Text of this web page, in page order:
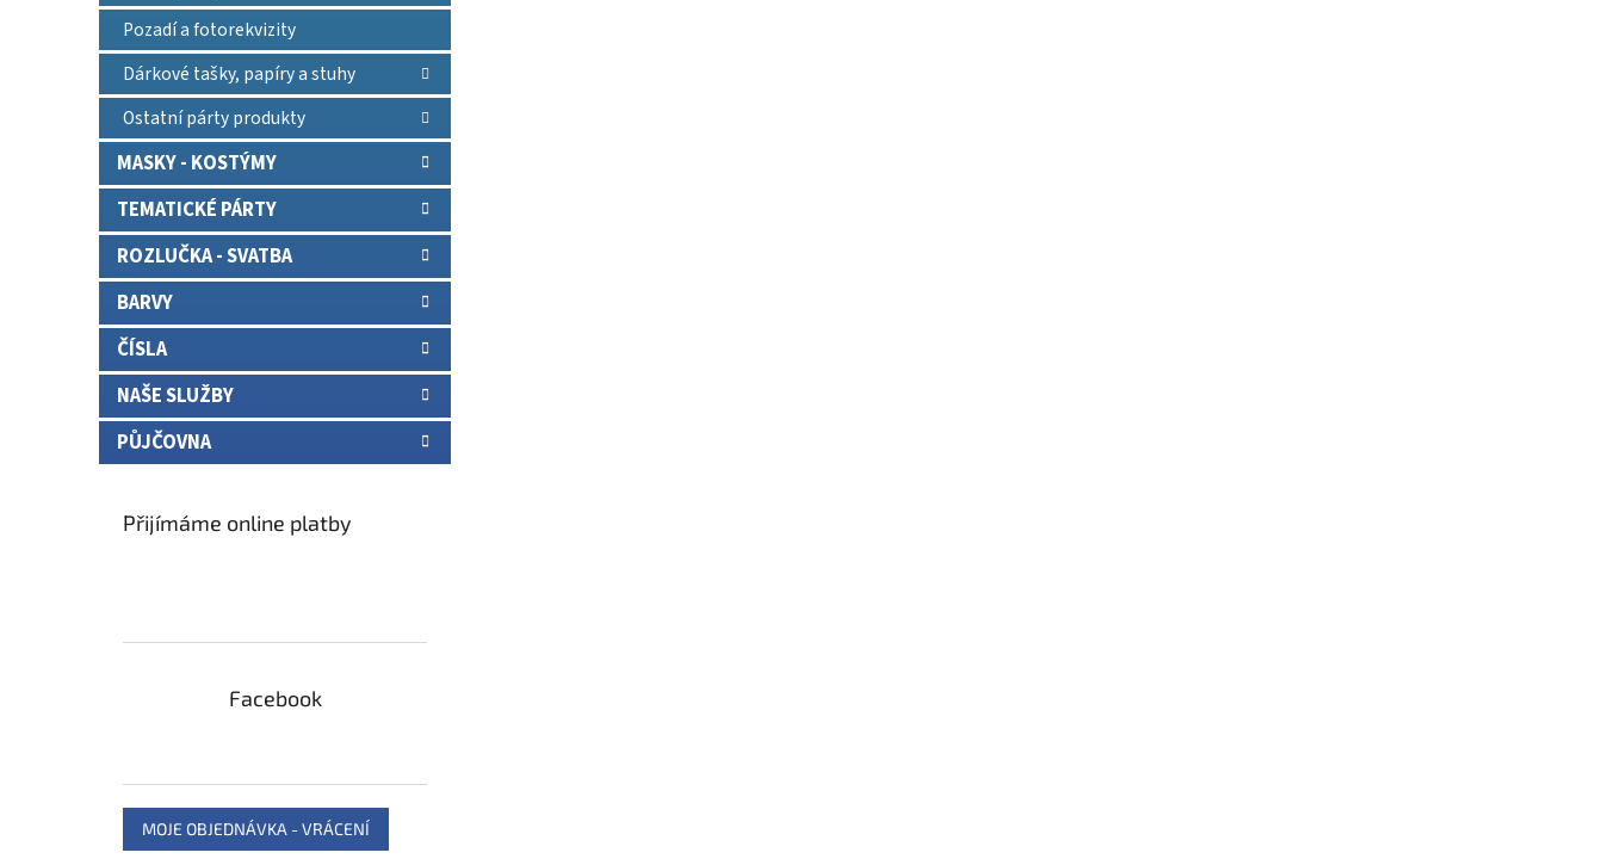
Pozadí a fotorekvizity
Dárkové tašky, papíry a stuhy
Ostatní párty produkty
MASKY - KOSTÝMY
TEMATICKÉ PÁRTY
ROZLUČKA - SVATBA
BARVY
ČÍSLA
NAŠE SLUŽBY
PŮJČOVNA
Přijímáme online platby
Facebook
MOJE OBJEDNÁVKA - VRÁCENÍ